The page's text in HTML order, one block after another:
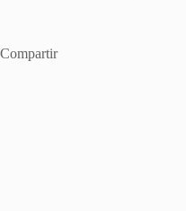
Compartir